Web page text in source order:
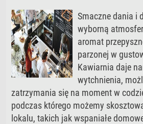
Smaczne dania i
wyborną
aromat
parzonej w
Kawiarnia daje
wytchnienia,
zatrzymania się na moment w
podczas którego możemy
lokalu, takich jak wspaniałe